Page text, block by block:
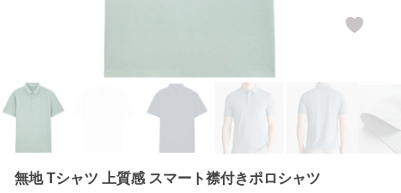
無地 Tシャツ 上質感 スマート襟付きポロシャツ